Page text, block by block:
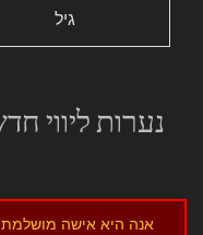
גיל
נערות ליווי
אנה היא אישה מושלמת